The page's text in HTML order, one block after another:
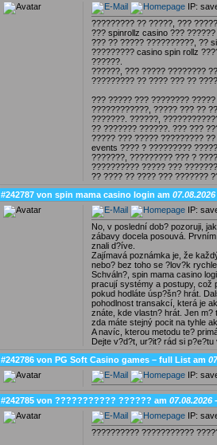
IP:
????????? ?? ?????, ???
??? spinrollz casino ???
??? ?? ????? ??????????, ??
????????? casino spin rollz
??????.
??????, ??? ????? ????????
????????? ?? ???? ??? ??
??? ????? ??? ????????
????????????, ????? ??? ??
???????. ??????,
?? ??????? ??????. ??? ???
????? ??? ????? ????????? ??
events ???? ? ?????????
???????, ????????? ??? ?
?????????? ????? ???
?? ???? ?? ???? ??? ???????
#242787 von spin mama casino login am
IP:
No, v poslední dob? pozoruji,
zábavy docela posouvá.
znali d?íve.
Zajímavá poznámka je, že
nebo? bez toho se ?lov?k
Schváln?, spin mama casino
pracují systémy a postupy, což
pokud hodláte úsp?šn? hrát.
pohodlnost transakcí, která je
znáte, kde vlastn? hrát. Jen m?
zda máte stejný pocit na tyhle
A navíc, kterou metodu te?
Dejte v?d?t, ur?it? rád si
#242786 von PG Soft Casino games – full List am
IP:
#242785 von ??????????? ?????? am 07.08.2026
IP:
?????????? ???????????